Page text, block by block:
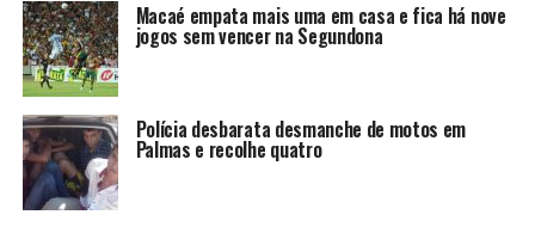
Macaé empata mais uma em casa e fica há nove
jogos sem vencer na Segundona
Polícia desbarata desmanche de motos em
Palmas e recolhe quatro